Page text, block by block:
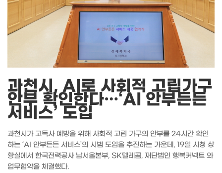
과천시, AI로 사회적 고립가구
안부 확인한다…‘AI 안부든든
서비스’ 도입
과천시가 고독사 예방을 위해 사회적 고립 가구의 안부를 24시간 확인
하는 ‘AI 안부든든 서비스’의 시범 도입을 추진하는 가운데, 19일 시청 상
황실에서 한국전력공사 남서울본부, SK텔레콤, 재단법인 행복커넥트 와
업무협약을 체결했다.